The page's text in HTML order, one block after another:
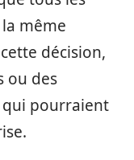
même
décision,
ou des
pourraient